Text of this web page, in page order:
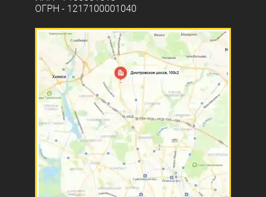
ОГРН - 1217100001040